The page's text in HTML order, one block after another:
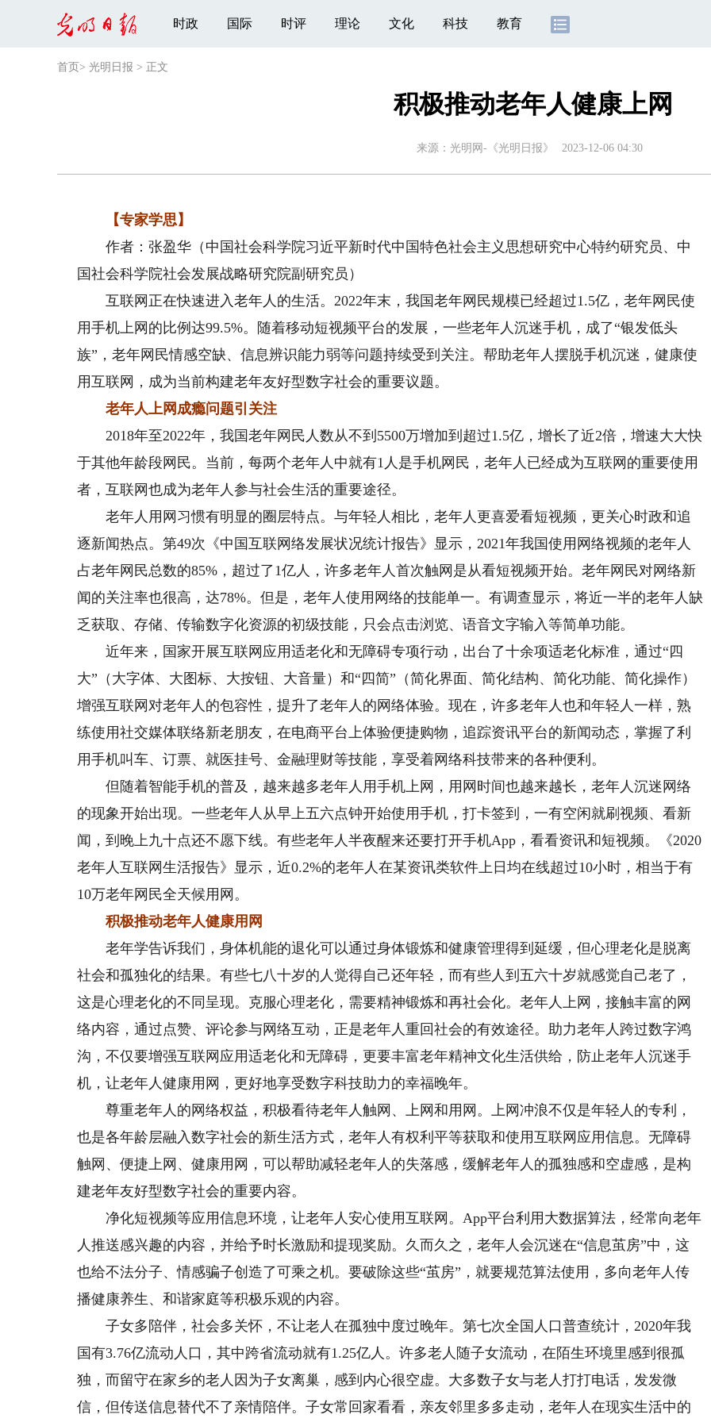
时政 国际 时评 理论 文化 科技 教育
首页 > 光明日报 > 正文
积极推动老年人健康上网
来源： 光明网-《光明日报》 2023-12-06 04:30
【专家学思】
作者：张盈华（中国社会科学院习近平新时代中国特色社会主义思想研究中心特约研究员、中
国社会科学院社会发展战略研究院副研究员）
互联网正在快速进入老年人的生活。2022年末，我国老年网民规模已经超过1.5亿，老年网民使
用手机上网的比例达99.5%。随着移动短视频平台的发展，一些老年人沉迷手机，成了“银发低头
族”，老年网民情感空缺、信息辨识能力弱等问题持续受到关注。帮助老年人摆脱手机沉迷，健康使
用互联网，成为当前构建老年友好型数字社会的重要议题。
老年人上网成瘾问题引关注
2018年至2022年，我国老年网民人数从不到5500万增加到超过1.5亿，增长了近2倍，增速大大快
于其他年龄段网民。当前，每两个老年人中就有1人是手机网民，老年人已经成为互联网的重要使用
者，互联网也成为老年人参与社会生活的重要途径。
老年人用网习惯有明显的圈层特点。与年轻人相比，老年人更喜爱看短视频，更关心时政和追
逐新闻热点。第49次《中国互联网络发展状况统计报告》显示，2021年我国使用网络视频的老年人
占老年网民总数的85%，超过了1亿人，许多老年人首次触网是从看短视频开始。老年网民对网络新
闻的关注率也很高，达78%。但是，老年人使用网络的技能单一。有调查显示，将近一半的老年人缺
乏获取、存储、传输数字化资源的初级技能，只会点击浏览、语音文字输入等简单功能。
近年来，国家开展互联网应用适老化和无障碍专项行动，出台了十余项适老化标准，通过“四
大”（大字体、大图标、大按钮、大音量）和“四简”（简化界面、简化结构、简化功能、简化操作）
增强互联网对老年人的包容性，提升了老年人的网络体验。现在，许多老年人也和年轻人一样，熟
练使用社交媒体联络新老朋友，在电商平台上体验便捷购物，追踪资讯平台的新闻动态，掌握了利
用手机叫车、订票、就医挂号、金融理财等技能，享受着网络科技带来的各种便利。
但随着智能手机的普及，越来越多老年人用手机上网，用网时间也越来越长，老年人沉迷网络
的现象开始出现。一些老年人从早上五六点钟开始使用手机，打卡签到，一有空闲就刷视频、看新
闻，到晚上九十点还不愿下线。有些老年人半夜醒来还要打开手机App，看看资讯和短视频。《2020
老年人互联网生活报告》显示，近0.2%的老年人在某资讯类软件上日均在线超过10小时，相当于有
10万老年网民全天候用网。
积极推动老年人健康用网
老年学告诉我们，身体机能的退化可以通过身体锻炼和健康管理得到延缓，但心理老化是脱离
社会和孤独化的结果。有些七八十岁的人觉得自己还年轻，而有些人到五六十岁就感觉自己老了，
这是心理老化的不同呈现。克服心理老化，需要精神锻炼和再社会化。老年人上网，接触丰富的网
络内容，通过点赞、评论参与网络互动，正是老年人重回社会的有效途径。助力老年人跨过数字鸿
沟，不仅要增强互联网应用适老化和无障碍，更要丰富老年精神文化生活供给，防止老年人沉迷手
机，让老年人健康用网，更好地享受数字科技助力的幸福晚年。
尊重老年人的网络权益，积极看待老年人触网、上网和用网。上网冲浪不仅是年轻人的专利，
也是各年龄层融入数字社会的新生活方式，老年人有权利平等获取和使用互联网应用信息。无障碍
触网、便捷上网、健康用网，可以帮助减轻老年人的失落感，缓解老年人的孤独感和空虚感，是构
建老年友好型数字社会的重要内容。
净化短视频等应用信息环境，让老年人安心使用互联网。App平台利用大数据算法，经常向老年
人推送感兴趣的内容，并给予时长激励和提现奖励。久而久之，老年人会沉迷在“信息茧房”中，这
也给不法分子、情感骗子创造了可乘之机。要破除这些“茧房”，就要规范算法使用，多向老年人传
播健康养生、和谐家庭等积极乐观的内容。
子女多陪伴，社会多关怀，不让老人在孤独中度过晚年。第七次全国人口普查统计，2020年我
国有3.76亿流动人口，其中跨省流动就有1.25亿人。许多老人随子女流动，在陌生环境里感到很孤
独，而留守在家乡的老人因为子女离巢，感到内心很空虚。大多数子女与老人打打电话，发发微
信，但传送信息替代不了亲情陪伴。子女常回家看看，亲友邻里多多走动，老年人在现实生活中的